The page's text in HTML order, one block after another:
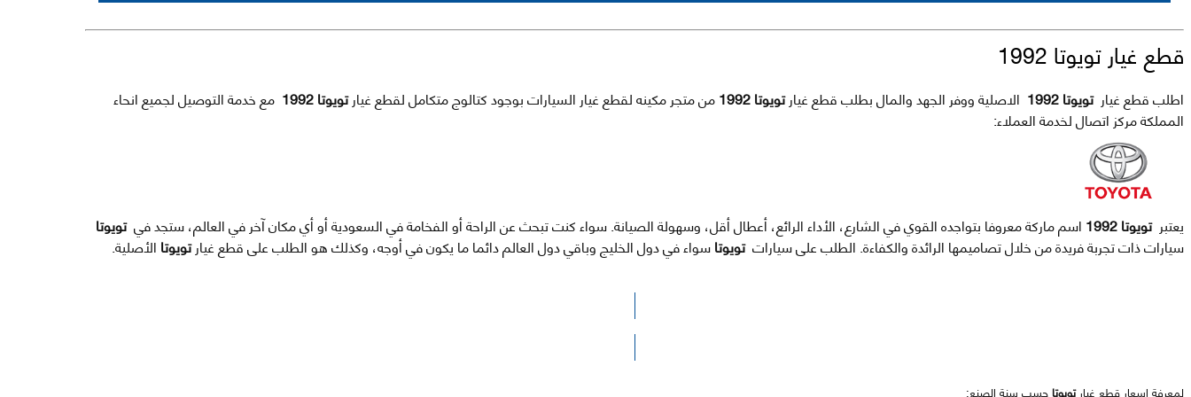
قطع غيار تويوتا 1992
اطلب قطع غيار تويوتا 1992 الاصلية ووفر الجهد والمال بطلب قطع غيار تويوتا 1992 من متجر مكينه لقطع غيار السيارات بوجود كتالوج متكامل لقطع غيارتويوتا 1992
مع خدمة التوصيل لجميع انحاء
المملكة مركز اتصال لخدمة العملاء:
يعتبرتويوتا 1992 اسم ماركة معروفا بتواجده القوي في الشارع، الأداء الرائع، أعطال أقل، وسهولة الصيانة. سواء كنت تبحث عن الراحة أو الفخامة في السعودية أو أي مكان آخر في العالم، ستجد فيتويوتا
سيارات ذات تجربة فريدة من خلال تصاميمها الرائدة والكفاءة. الطلب على سياراتتويوتاسواء في دول الخليج وباقي دول العالم دائما ما يكون في أوجه، وكذلك هو الطلب على قطع غيارتويوتا الأصلية.
الرجاء الضغط هنا للوصول لصفحة البحث
لمعرفة اسعار قطع غيارتويوتا حسب سنة الصنع: